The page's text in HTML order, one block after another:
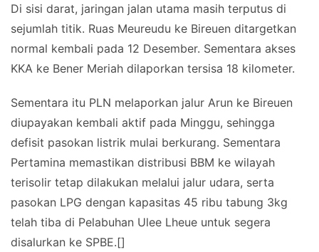
Di sisi darat, jaringan jalan utama masih terputus di
sejumlah titik. Ruas Meureudu ke Bireuen ditargetkan
normal kembali pada 12 Desember. Sementara akses
KKA ke Bener Meriah dilaporkan tersisa 18 kilometer.
Sementara itu PLN melaporkan jalur Arun ke Bireuen
diupayakan kembali aktif pada Minggu, sehingga
defisit pasokan listrik mulai berkurang. Sementara
Pertamina memastikan distribusi BBM ke wilayah
terisolir tetap dilakukan melalui jalur udara, serta
pasokan LPG dengan kapasitas 45 ribu tabung 3kg
telah tiba di Pelabuhan Ulee Lheue untuk segera
disalurkan ke SPBE.[]